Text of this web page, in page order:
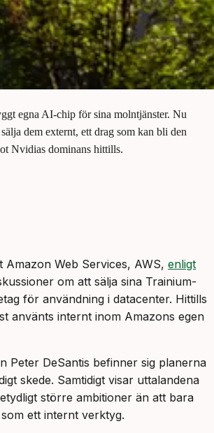
egna AI-chip för sina molntjänster. Nu
dem externt, ett drag som kan bli den
Nvidias dominans hittills.
Amazon Web Services, AWS, enligt
om att sälja sina Trainium-
för användning i datacenter. Hittills
använts internt inom Amazons egen
Peter DeSantis befinner sig planerna
skede. Samtidigt visar uttalandena
större ambitioner än att bara
ett internt verktyg.